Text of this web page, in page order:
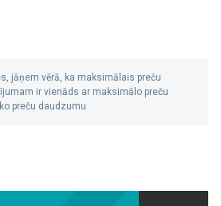
jāņem vērā, ka maksimālais preču
ir vienāds ar maksimālo preču
preču daudzumu